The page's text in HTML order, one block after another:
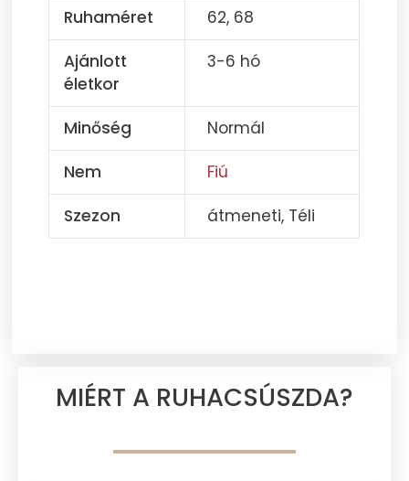
Ruhaméret
62, 68
Ajánlott
életkor
3-6 hó
Minőség
Normál
Nem
Fiú
Szezon
átmeneti, Téli
MIÉRT A RUHACSÚSZDA?